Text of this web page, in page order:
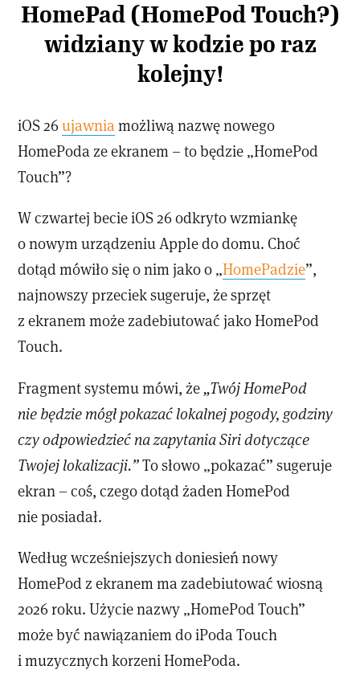
HomePad (HomePod Touch?)
widziany w kodzie po raz
kolejny!
iOS 26ujawniamożliwą nazwę nowego
HomePoda ze ekranem – to będzie „HomePod
Touch”?
W czwartej becie iOS 26 odkryto wzmiankę
o nowym urządzeniu Apple do domu. Choć
dotąd mówiło się o nim jako o „HomePadzie”,
najnowszy przeciek sugeruje, że sprzęt
z ekranem może zadebiutować jako HomePod
Touch.
Fragment systemu mówi, że „Twój HomePod
nie będzie mógł pokazać lokalnej pogody, godziny
czy odpowiedzieć na zapytania Siri dotyczące
Twojej lokalizacji.”To słowo „pokazać” sugeruje
ekran – coś, czego dotąd żaden HomePod
nie posiadał.
Według wcześniejszych doniesień nowy
HomePod z ekranem ma zadebiutować wiosną
2026 roku. Użycie nazwy „HomePod Touch”
może być nawiązaniem do iPoda Touch
i muzycznych korzeni HomePoda.